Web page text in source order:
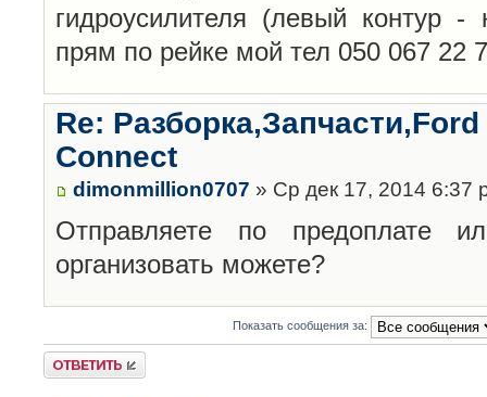
гидроусилителя (левый контур -
прям по рейке мой тел 050 067 22
Re:
Connect
dimonmillion0707 » Ср дек 17, 2014 6:37
Отправляете по предоплате
организовать можете?
Показать сообщения за:
Ответить